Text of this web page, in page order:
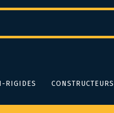
RIGIDES CONSTRUCTEURS